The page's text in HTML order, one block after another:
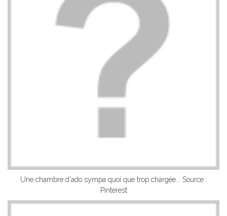
Une chambre d'ado sympa quoi que trop chargée... Source :
Pinterest